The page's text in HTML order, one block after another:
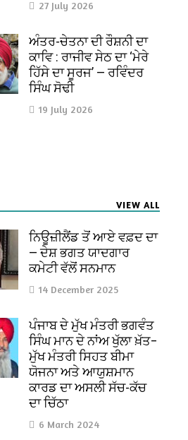
27 July 2026
ਅੰਤਰ-ਚੇਤਨਾ ਦੀ ਰੌਸ਼ਨੀ ਦਾ
ਕਾਵਿ : ਰਾਜੀਵ ਸੇਠ ਦਾ ‘ਮੇਰੇ
ਹਿੱਸੇ ਦਾ ਸੂਰਜ’ — ਰਵਿੰਦਰ
ਸਿੰਘ ਸੋਢੀ
19 July 2026
VIEW ALL
ਨਿਊਜ਼ੀਲੈਂਡ ਤੋਂ ਆਏ ਵਫ਼ਦ ਦਾ
— ਦੇਸ਼ ਭਗਤ ਯਾਦਗਾਰ
ਕਮੇਟੀ ਵੱਲੋਂ ਸਨਮਾਨ
14 December 2025
ਪੰਜਾਬ ਦੇ ਮੁੱਖ ਮੰਤਰੀ ਭਗਵੰਤ
ਸਿੰਘ ਮਾਨ ਦੇ ਨਾਂਅ ਖੁੱਲਾ ਖ਼ੱਤ–
ਮੁੱਖ ਮੰਤਰੀ ਸਿਹਤ ਬੀਮਾ
ਯੋਜਨਾ ਅਤੇ ਆਯੁਸ਼ਮਾਨ
ਕਾਰਡ ਦਾ ਅਸਲੀ ਸੱਚ-ਕੱਚ
ਦਾ ਚਿੱਠਾ
6 March 2024